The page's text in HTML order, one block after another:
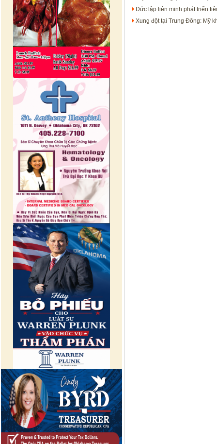
Đức lập liên minh phát triển
Xung đột tại Trung Đông: Mỹ